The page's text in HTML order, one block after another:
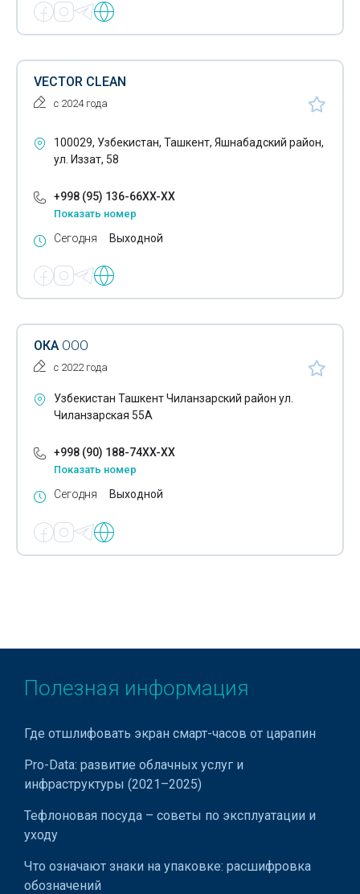
VECTOR CLEAN
с 2024 года
100029, Узбекистан, Ташкент, Яшнабадский район,
ул. Иззат, 58
+998 (95) 136-66XX-XX
Показать номер
Сегодня Выходной
ОКА ООО
с 2022 года
Узбекистан Ташкент Чиланзарский район ул.
Чиланзарская 55А
+998 (90) 188-74XX-XX
Показать номер
Сегодня Выходной
Полезная информация
Где отшлифовать экран смарт-часов от царапин
Pro-Data: развитие облачных услуг и
инфраструктуры (2021–2025)
Тефлоновая посуда – советы по эксплуатации и
уходу
Что означают знаки на упаковке: расшифровка
обозначений